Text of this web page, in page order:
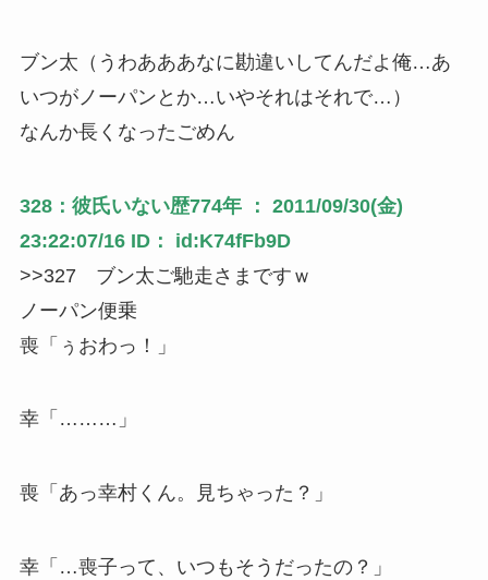
ブン太（うわあああなに勘違いしてんだよ俺…あ
いつがノーパンとか…いやそれはそれで…）
なんか長くなったごめん
328：彼氏いない歴774年 ： 2011/09/30(金)
23:22:07/16 ID： id:K74fFb9D
>>327 ブン太ご馳走さまですｗ
ノーパン便乗
喪「ぅおわっ！」
幸「………」
喪「あっ幸村くん。見ちゃった？」
幸「…喪子って、いつもそうだったの？」